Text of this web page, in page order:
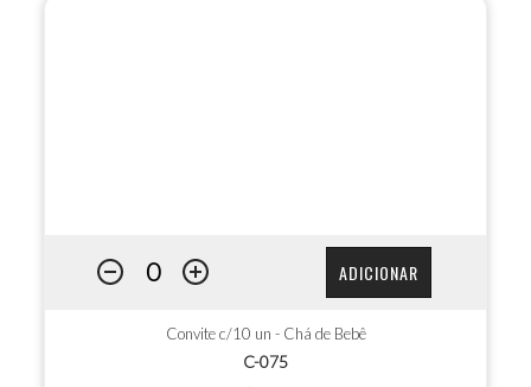
ADICIONAR
Convite c/10 un - Chá de Bebê
C-075